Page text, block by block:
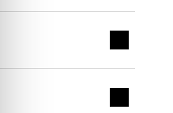
Expand
Expand